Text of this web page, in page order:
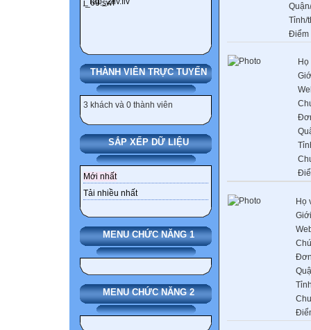
THÀNH VIÊN TRỰC TUYẾN
3 khách và 0 thành viên
SẮP XẾP DỮ LIỆU
Mới nhất
Tải nhiều nhất
MENU CHỨC NĂNG 1
MENU CHỨC NĂNG 2
Tỉnh/
Điểm
Họ